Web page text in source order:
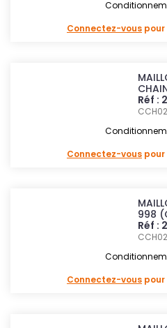
Connectez-vous
Réf :
Connectez-vous
998
Réf :
Connectez-vous